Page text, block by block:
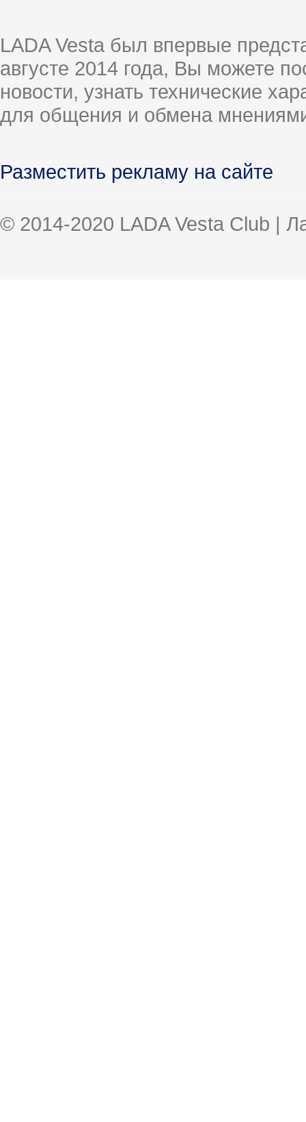
LADA Vesta был впервые
августе 2014 года, Вы можете
новости, узнать технические
для общения и обмена
Разместить рекламу на сайте
© 2014-2020 LADA Vesta Club |